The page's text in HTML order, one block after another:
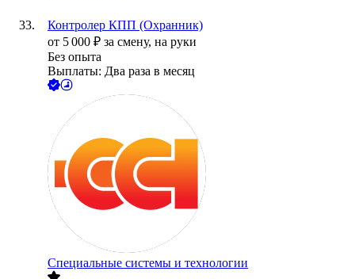
Контролер КПП (Охранник)
от 5 000 ₽ за смену, на руки
Без опыта
Выплаты: Два раза в месяц
Специальные системы и технологии